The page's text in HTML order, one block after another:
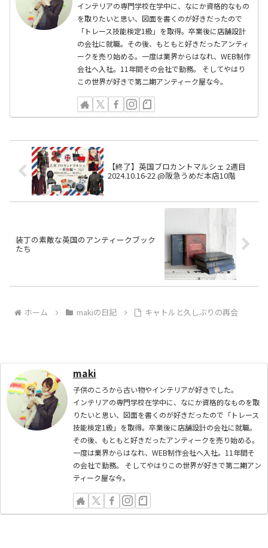
インテリアの専門学校在学中に、なにか資格的なもの
を取りたいと思い、図面を書くのが好きだったので
「トレース技能検定1級」を取得。卒業後に店舗設計
の会社に就職。その後、もともと好きだったアンティ
ークを売り始める。一度は業界からはなれ、WEB制作
会社へ入社。11年間その会社で勤務。 そしてやはり
この世界が好きで第二期アンティーク屋な今。
【終了】英国ブロカントマルシェ 2週目
2024.10.16-22 @阪急うめだ本店10階
装丁の素敵な英国のアンティークブック
たち
ホーム makiの日記 キャトルと久しぶりの再会
maki
子供のころから古い物やインテリアが好きでした。
インテリアの専門学校在学中に、なにか資格的なものを取
りたいと思い、図面を書くのが好きだったので「トレース
技能検定1級」を取得。卒業後に店舗設計の会社に就職。
その後、もともと好きだったアンティークを売り始める。
一度は業界からはなれ、WEB制作会社へ入社。11年間そ
の会社で勤務。 そしてやはりこの世界が好きで第二期アン
ティーク屋な今。